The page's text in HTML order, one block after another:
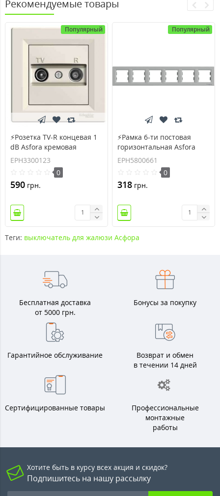
Рекомендуемые товары
Популярный
⚡Розетка TV-R концевая 1
dB Asfora кремовая
(EPH3300123)
EPH3300123
0
590 грн.
Популярный
⚡Рамка 6-ти постовая
горизонтальная Asfora
алюминий (EPH5800661)
EPH5800661
0
318 грн.
Теги: выключатель для жалюзи Асфора
Бесплатная доставка
от 5000 грн.
Бонусы за покупку
Гарантийное обслуживание
Возврат и обмен
в течении 14 дней
Сертифицированные товары
Профессиональные
монтажные
работы
Хотите быть в курсу всех акция и скидок?
Подпишитесь на нашу рассылку